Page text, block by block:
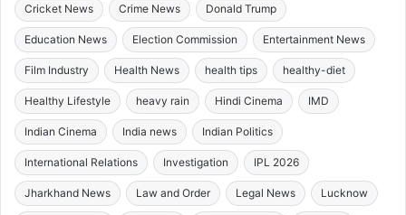
Cricket News Crime News Donald Trump
Education News Election Commission Entertainment News
Film Industry Health News health tips healthy-diet
Healthy Lifestyle heavy rain Hindi Cinema IMD
Indian Cinema India news Indian Politics
International Relations Investigation IPL 2026
Jharkhand News Law and Order Legal News Lucknow